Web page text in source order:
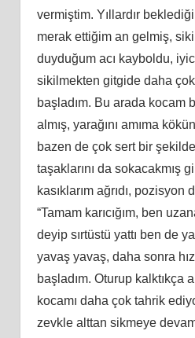
vermiştim. Yıllardır
merak ettiğim an gelmiş,
duyduğum acı kayboldu,
sikilmekten gitgide daha
başladım. Bu arada kocam
almış, yarağını amıma
bazen de çok sert bir
taşaklarını da sokacakmış
kasıklarım ağrıdı,
“Tamam karıcığım, ben
deyip sırtüstü yattı ben de
yavaş yavaş, daha sonra
başladım. Oturup kalktıkça
kocamı daha çok tahrik
zevkle alttan sikmeye